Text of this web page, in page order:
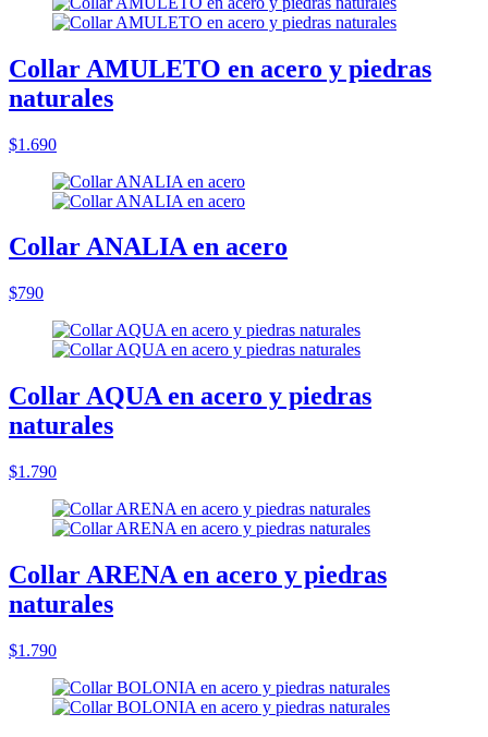
Collar AMULETO en acero y piedras
naturales
$1.690
Collar ANALIA en acero
$790
Collar AQUA en acero y piedras
naturales
$1.790
Collar ARENA en acero y piedras
naturales
$1.790